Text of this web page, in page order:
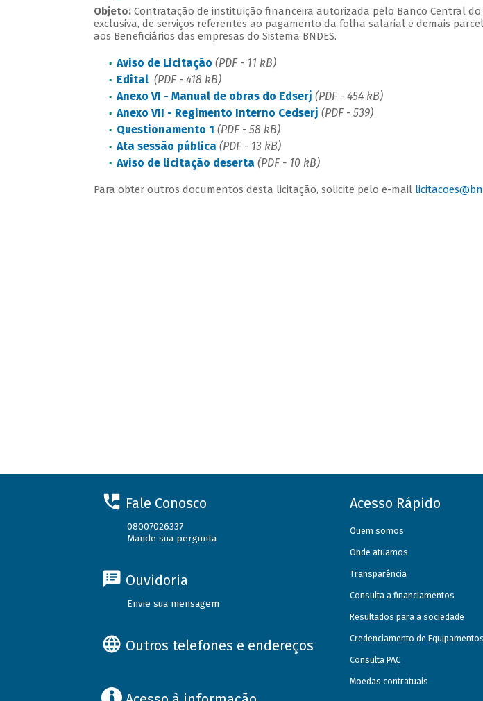
Objeto:Contratação de instituição financeira autorizada pelo Banco Central do
exclusiva, de serviços referentes ao pagamento da folha salarial e demais
aos Beneficiários das empresas do Sistema BNDES.
Aviso de Licitação (PDF - 11 kB)
Edital (PDF - 418 kB)
Anexo VI - Manual de obras do Edserj (PDF - 454 kB)
Anexo VII - Regimento Interno Cedserj (PDF - 539)
Questionamento 1 (PDF - 58 kB)
Ata sessão pública (PDF - 13 kB)
Aviso de licitação deserta (PDF - 10 kB)
Para obter outros documentos desta licitação, solicite pelo e-mail
Fale Conosco
08007026337
Mande sua pergunta
Ouvidoria
Envie sua mensagem
Outros telefones e endereços
Acesso Rápido
Quem somos
Onde atuamos
Transparência
Consulta a financiamentos
Resultados para a sociedade
Credenciamento de Equipamentos
Consulta PAC
Moedas contratuais